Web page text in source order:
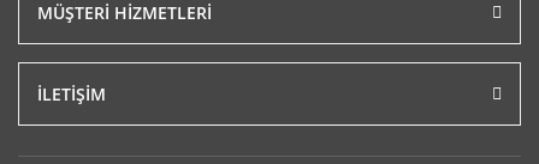
MÜŞTERİ HİZMETLERİ
İLETİŞİM